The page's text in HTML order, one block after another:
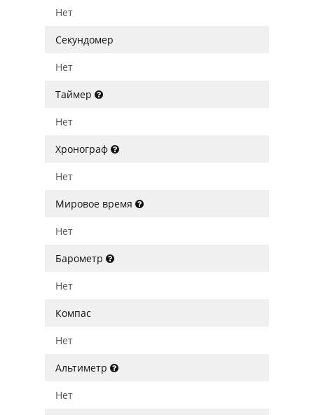
Нет
Секундомер
Нет
Таймер
Нет
Хронограф
Нет
Мировое время
Нет
Барометр
Нет
Компас
Нет
Альтиметр
Нет